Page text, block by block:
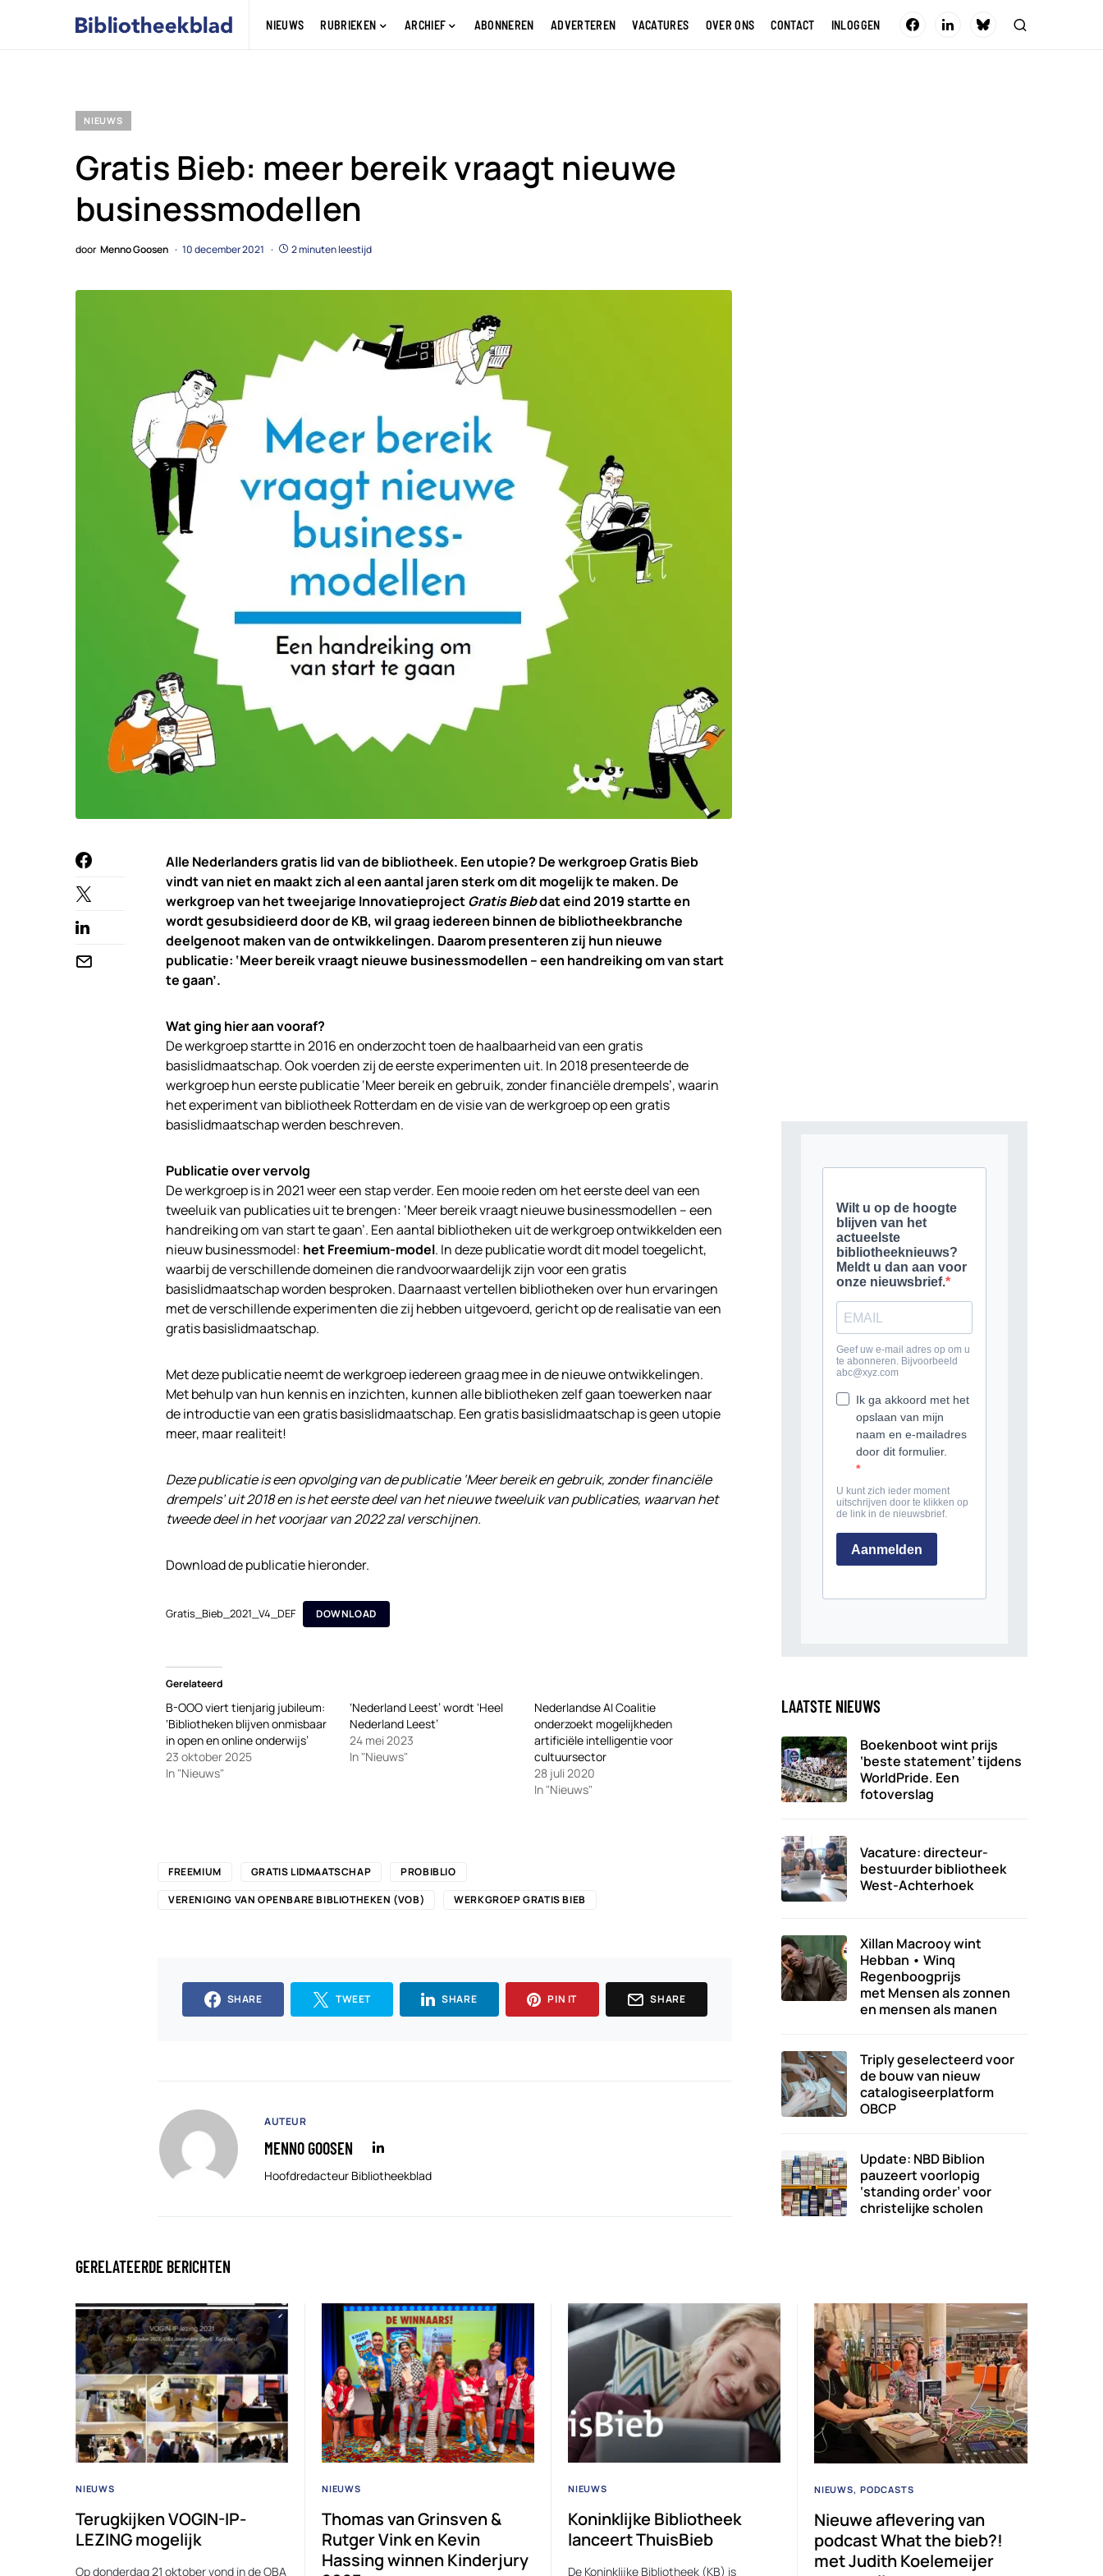
NIEUWS RUBRIEKEN ARCHIEF ABONNEREN ADVERTEREN VACATURES OVER ONS CONTACT INLOGGEN
NIEUWS
Gratis Bieb: meer bereik vraagt nieuwe
businessmodellen
door Menno Goosen 10 december 2021 2 minuten leestijd
Alle Nederlanders gratis lid van de bibliotheek. Een utopie? De werkgroep Gratis Bieb
vindt van niet en maakt zich al een aantal jaren sterk om dit mogelijk te maken. De
werkgroep van het tweejarige InnovatieprojectGratis Biebdat eind 2019 startte en
wordt gesubsidieerd door de KB, wil graag iedereen binnen de bibliotheekbranche
deelgenoot maken van de ontwikkelingen. Daarom presenteren zij hun nieuwe
publicatie: ‘Meer bereik vraagt nieuwe businessmodellen – een handreiking om van start
te gaan’.
Wat ging hier aan vooraf?
De werkgroep startte in 2016 en onderzocht toen de haalbaarheid van een gratis
basislidmaatschap. Ook voerden zij de eerste experimenten uit. In 2018 presenteerde de
werkgroep hun eerste publicatie ‘Meer bereik en gebruik, zonder financiële drempels’, waarin
het experiment van bibliotheek Rotterdam en de visie van de werkgroep op een gratis
basislidmaatschap werden beschreven.
Publicatie over vervolg
De werkgroep is in 2021 weer een stap verder. Een mooie reden om het eerste deel van een
tweeluik van publicaties uit te brengen: ‘Meer bereik vraagt nieuwe businessmodellen – een
handreiking om van start te gaan’. Een aantal bibliotheken uit de werkgroep ontwikkelden een
nieuw businessmodel: het Freemium-model. In deze publicatie wordt dit model toegelicht,
waarbij de verschillende domeinen die randvoorwaardelijk zijn voor een gratis
basislidmaatschap worden besproken. Daarnaast vertellen bibliotheken over hun ervaringen
met de verschillende experimenten die zij hebben uitgevoerd, gericht op de realisatie van een
gratis basislidmaatschap.
Met deze publicatie neemt de werkgroep iedereen graag mee in de nieuwe ontwikkelingen.
Met behulp van hun kennis en inzichten, kunnen alle bibliotheken zelf gaan toewerken naar
de introductie van een gratis basislidmaatschap. Een gratis basislidmaatschap is geen utopie
meer, maar realiteit!
Deze publicatie is een opvolging van de publicatie ‘Meer bereik en gebruik, zonder financiële
drempels’ uit 2018 en is het eerste deel van het nieuwe tweeluik van publicaties, waarvan het
tweede deel in het voorjaar van 2022 zal verschijnen.
Download de publicatie hieronder.
Gratis_Bieb_2021_V4_DEF DOWNLOAD
Gerelateerd
B-OOO viert tienjarig jubileum:
‘Bibliotheken blijven onmisbaar
in open en online onderwijs’
23 oktober 2025
In "Nieuws"
‘Nederland Leest’ wordt ‘Heel
Nederland Leest’
24 mei 2023
In "Nieuws"
Nederlandse AI Coalitie
onderzoekt mogelijkheden
artificiële intelligentie voor
cultuursector
28 juli 2020
In "Nieuws"
FREEMIUM GRATIS LIDMAATSCHAP
PROBIBLIO
VERENIGING VAN OPENBARE BIBLIOTHEKEN (VOB)
WERKGROEP GRATIS BIEB
SHARE TWEET SHARE PIN IT SHARE
AUTEUR
MENNO GOOSEN
Hoofdredacteur Bibliotheekblad
LAATSTE NIEUWS
Boekenboot wint prijs
‘beste statement’ tijdens
WorldPride. Een
fotoverslag
Vacature: directeur-
bestuurder bibliotheek
West-Achterhoek
Xillan Macrooy wint
Hebban • Winq
Regenboogprijs
met Mensen als zonnen
en mensen als manen
Triply geselecteerd voor
de bouw van nieuw
catalogiseerplatform
OBCP
Update: NBD Biblion
pauzeert voorlopig
‘standing order’ voor
christelijke scholen
GERELATEERDE BERICHTEN
NIEUWS
Terugkijken VOGIN-IP-
LEZING mogelijk
Op donderdag 21 oktober vond in de OBA
NIEUWS
Thomas van Grinsven &
Rutger Vink en Kevin
Hassing winnen Kinderjury
NIEUWS
Koninklijke Bibliotheek
lanceert ThuisBieb
De Koninklijke Bibliotheek (KB) is
NIEUWS PODCASTS
Nieuwe aflevering van
podcast What the bieb?!
met Judith Koelemeijer